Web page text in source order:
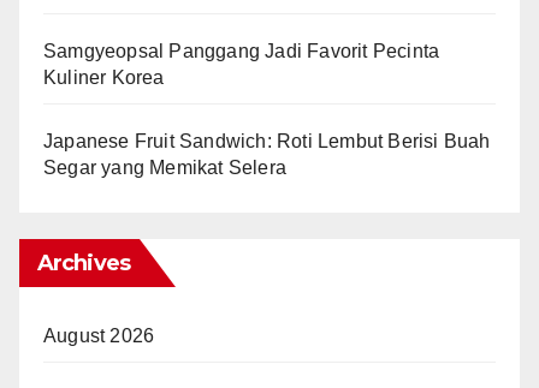
Samgyeopsal Panggang Jadi Favorit Pecinta
Kuliner Korea
Japanese Fruit Sandwich: Roti Lembut Berisi Buah
Segar yang Memikat Selera
Archives
August 2026